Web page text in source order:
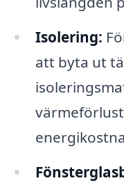
Isolering:
att byta ut